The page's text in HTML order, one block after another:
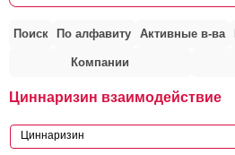
Поиск По алфавиту Активные в-ва
Компании
Циннаризин взаимодействие